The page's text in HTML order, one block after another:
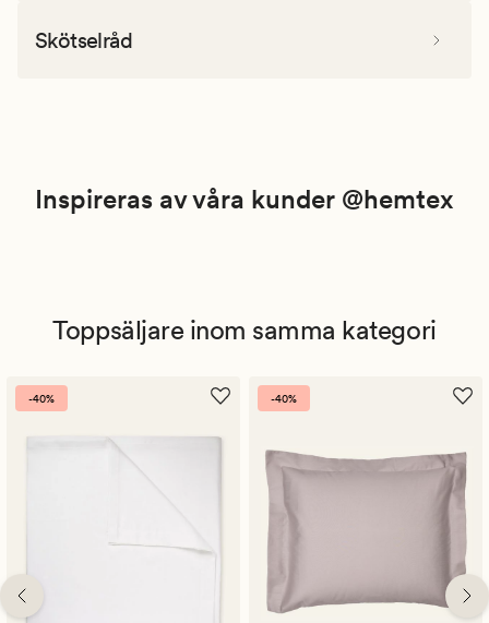
Skötselråd
Inspireras av våra kunder @hemtex
Toppsäljare inom samma kategori
-40% -40%